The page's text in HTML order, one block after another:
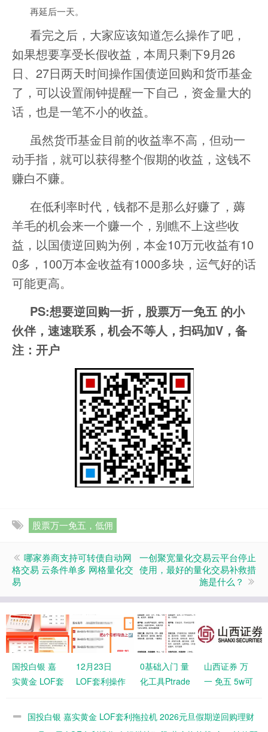
再延后一天。
看完之后，大家应该知道怎么操作了吧，
如果想要享受长假收益，本周只剩下9月26
日、27日两天时间操作国债逆回购和货币基金
了，可以设置闹钟提醒一下自己，资金量大的
话，也是一笔不小的收益。
虽然货币基金目前的收益率不高，但动一
动手指，就可以获得整个假期的收益，这钱不
赚白不赚。
在低利率时代，钱都不是那么好赚了，薅
羊毛的机会来一个赚一个，别瞧不上这些收
益，以国债逆回购为例，本金10万元收益有10
0多，100万本金收益有1000多块，运气好的话
可能更高。
PS:想要逆回购一折，股票万一免五 的小
伙伴，速速联系，机会不等人，扫码加V，备
注：开户
股票万一免五，低佣
哪家券商支持可转债自动网
格交易 云条件单多 网格量化交
易
一创聚宽量化交易云平台停止
使用，最好的量化交易补救措
施是什么？
国投白银 嘉
实黄金 LOF套
2026元旦假
12月23日
LOF套利操作
黄金拖拉机
0基础入门 量
化工具Ptrade
个比较好
山西证券 万
一 免五 5w可
软件Ptrade
国投白银 嘉实黄金 LOF套利拖拉机 2026元旦假期逆回购理财